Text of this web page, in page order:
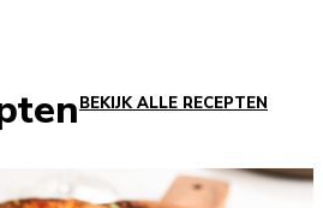
BEKIJK ALLE RECEPTEN